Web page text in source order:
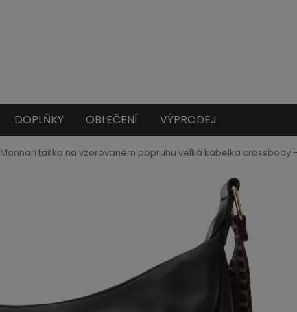
DOPLŇKY OBLEČENÍ VÝPRODEJ
Monnari taška na vzorovaném popruhu velká kabelka crossbody